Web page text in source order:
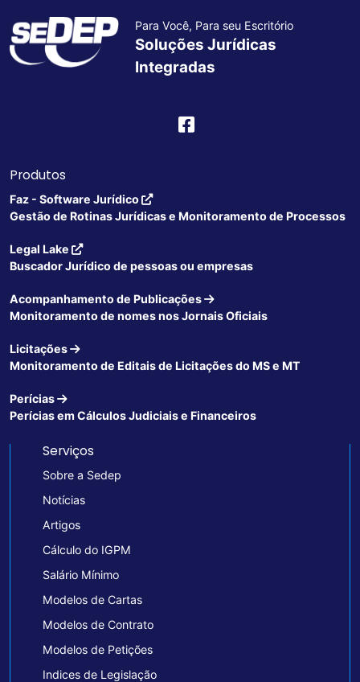
Para Você, Para seu Escritório
Soluções Jurídicas
Integradas
Produtos
Faz - Software Jurídico
Gestão de Rotinas Jurídicas e Monitoramento de Processos
Legal Lake
Buscador Jurídico de pessoas ou empresas
Acompanhamento de Publicações
Monitoramento de nomes nos Jornais Oficiais
Licitações
Monitoramento de Editais de Licitações do MS e MT
Perícias
Perícias em Cálculos Judiciais e Financeiros
Serviços
Sobre a Sedep
Notícias
Artigos
Cálculo do IGPM
Salário Mínimo
Modelos de Cartas
Modelos de Contrato
Modelos de Petições
Indices de Legislação